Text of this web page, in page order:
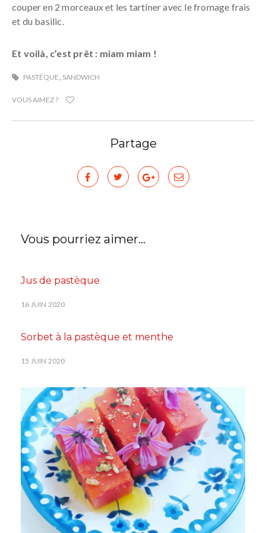
couper en 2 morceaux et les tartiner avec le fromage frais
et du basilic.
Et voilà, c’est prêt : miam miam !
PASTÈQUE, SANDWICH
VOUS AIMEZ ?
Partage
Vous pourriez aimer...
Jus de pastèque
16 JUIN 2020
Sorbet à la pastèque et menthe
15 JUIN 2020